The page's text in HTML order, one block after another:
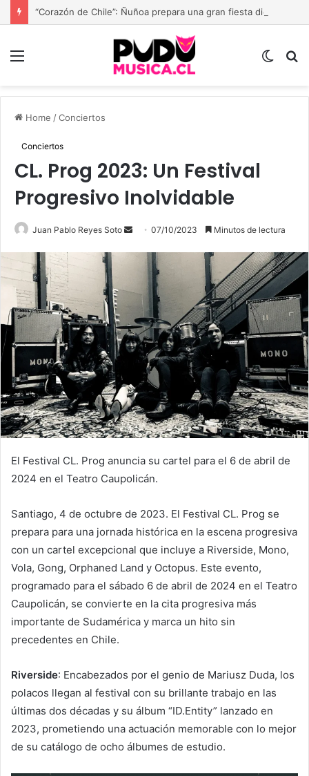
Menu
Switch
Home /Conciertos
Conciertos
CL. Prog 2023: Un Festival
Progresivo Inolvidable
Juan Pablo Reyes Soto
Send07/10/2023 Minutos de lectura
El Festival CL. Prog anuncia su cartel para el 6 de abril de
2024 en el Teatro Caupolicán.
Santiago, 4 de octubre de 2023. El Festival CL. Prog se
prepara para una jornada histórica en la escena progresiva
con un cartel excepcional que incluye a Riverside, Mono,
Vola, Gong, Orphaned Land y Octopus. Este evento,
programado para el sábado 6 de abril de 2024 en el Teatro
Caupolicán, se convierte en la cita progresiva más
importante de Sudamérica y marca un hito sin
precedentes en Chile.
Riverside: Encabezados por el genio de Mariusz Duda, los
polacos llegan al festival con su brillante trabajo en las
últimas dos décadas y su álbum “ID.Entity” lanzado en
2023, prometiendo una actuación memorable con lo mejor
de su catálogo de ocho álbumes de estudio.